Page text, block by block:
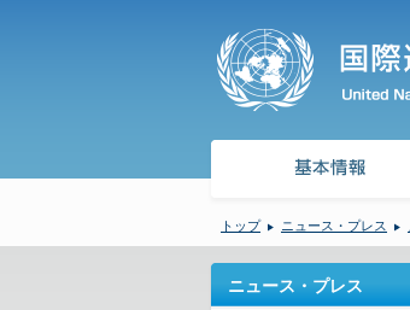
トップ ニュース・プレス
ニュース・プレス